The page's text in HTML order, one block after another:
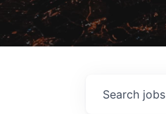
Search jobs